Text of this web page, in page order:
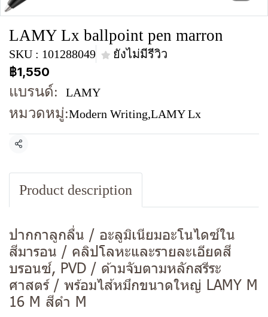
LAMY Lx ballpoint pen marron
SKU : 101288049 ยังไม่มีรีวิว
฿1,550
แบรนด์: LAMY
หมวดหมู่:Modern Writing,LAMY Lx
แชร์
Product description
ปากกาลูกลื่น / อะลูมิเนียมอะโนไดซ์ใน
สีมารอน / คลิปโลหะและรายละเอียดสี
บรอนซ์, PVD / ด้ามจับตามหลักสรีระ
ศาสตร์ / พร้อมไส้หมึกขนาดใหญ่ LAMY M
16 M สีดำ M